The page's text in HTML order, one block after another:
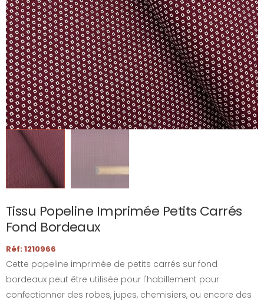
Tissu Popeline Imprimée Petits Carrés
Fond Bordeaux
Réf: 1210966
Cette popeline imprimée de petits carrés sur fond
bordeaux peut être utilisée pour l'habillement pour
confectionner des robes, jupes, chemisiers, ou encore des